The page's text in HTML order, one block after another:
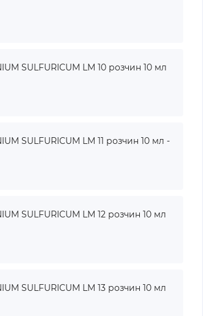
SULFURICUM LM 10 розчин 10 мл
SULFURICUM LM 11 розчин 10 мл -
SULFURICUM LM 12 розчин 10 мл
SULFURICUM LM 13 розчин 10 мл